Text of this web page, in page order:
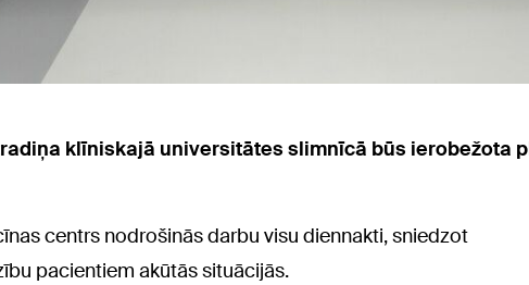
klīniskajā universitātes slimnīcā būs ierobežota
centrs nodrošinās darbu visu diennakti, sniedzot
pacientiem akūtās situācijās.